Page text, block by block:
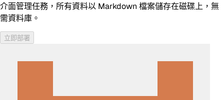
介面管理任務，所有資料以 Markdown 檔案儲存在磁碟上，無
需資料庫。
立即部署